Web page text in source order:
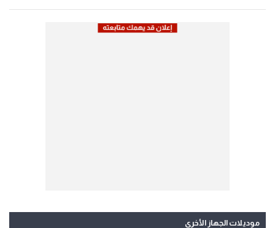
موديلات الجهاز الأخرى